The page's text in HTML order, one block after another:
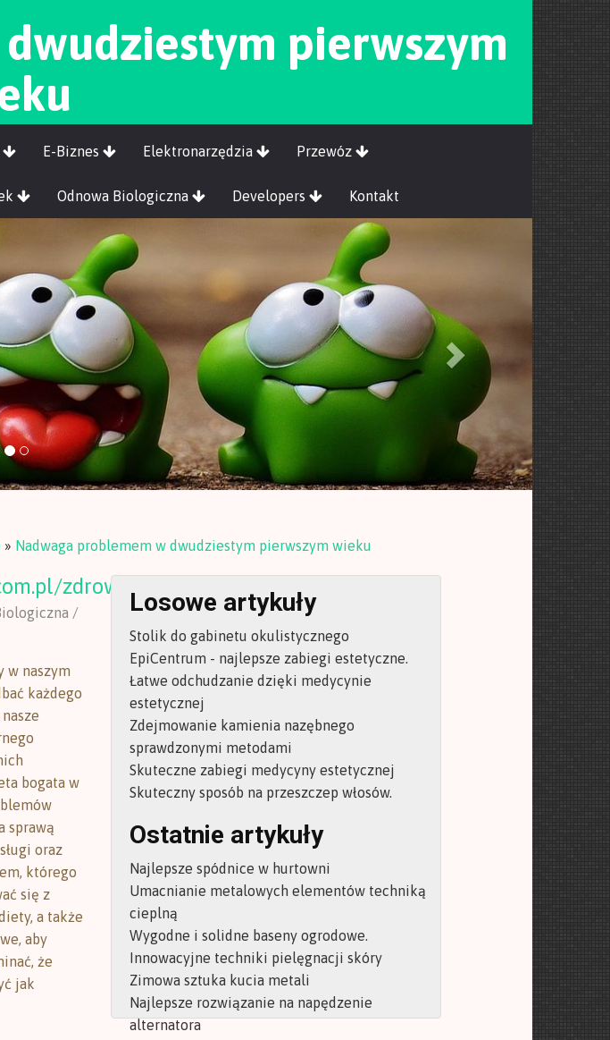
pierwszym
E-Biznes Elektronarzędzia Przewóz
Odnowa Biologiczna Developers Kontakt
» Nadwaga problemem w dwudziestym pierwszym wieku
zdrowe_zycie/
/
w naszym
każdego
bogata w
sprawą
oraz
którego
się z
a także
aby
że
jak
Losowe artykuły
Stolik do gabinetu okulistycznego
EpiCentrum - najlepsze zabiegi estetyczne.
Łatwe odchudzanie dzięki medycynie
estetycznej
Zdejmowanie kamienia nazębnego
sprawdzonymi metodami
Skuteczne zabiegi medycyny estetycznej
Skuteczny sposób na przeszczep włosów.
Ostatnie artykuły
Najlepsze spódnice w hurtowni
Umacnianie metalowych elementów techniką
cieplną
Wygodne i solidne baseny ogrodowe.
Innowacyjne techniki pielęgnacji skóry
Zimowa sztuka kucia metali
Najlepsze rozwiązanie na napędzenie
alternatora